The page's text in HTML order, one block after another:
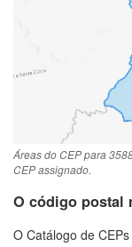
Áreas do CEP para
CEP assignado.
O código postal
O Catálogo de